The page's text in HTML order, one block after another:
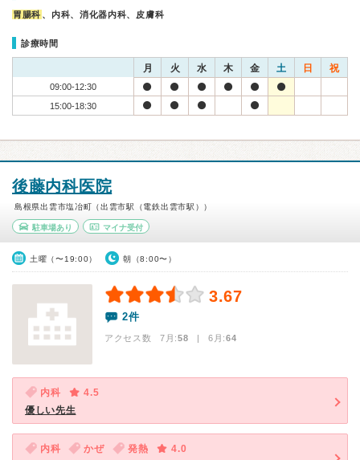
胃腸科 、内科、消化器内科、皮膚科
診療時間
月 火 水 木 金 土 日 祝
09:00-12:30
15:00-18:30
後藤内科医院
島根県出雲市塩冶町（出雲市駅（電鉄出雲市駅））
駐車場あり マイナ受付
土曜（〜19:00） 朝（8:00〜）
3.67
2件
アクセス数 7月:58 | 6月:64
内科
4.5
優しい先生
内科 かぜ 発熱
4.0